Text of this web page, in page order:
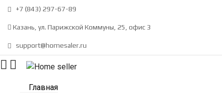
+7 (843) 297-67-89
Казань, ул. Парижской Коммуны, 25, офис 3
support@homesaler.ru
Главная